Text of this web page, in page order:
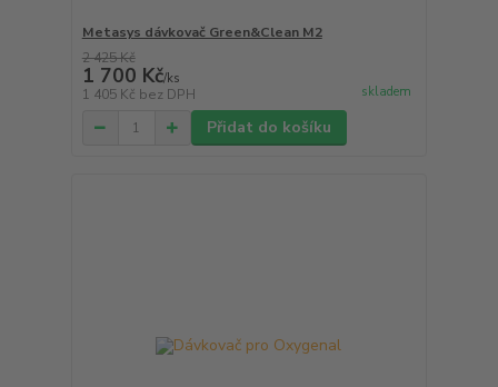
Metasys dávkovač Green&Clean M2
2 425 Kč
1 700 Kč/ks
1 405 Kč bez DPH skladem
Přidat do košíku